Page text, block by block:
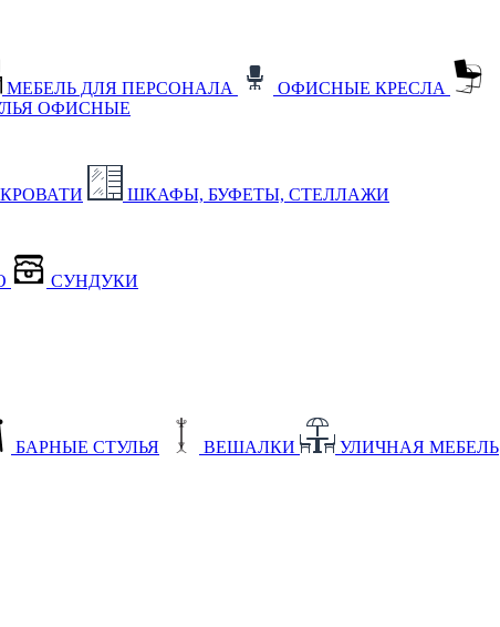
МЕБЕЛЬ ДЛЯ ПЕРСОНАЛА
ОФИСНЫЕ КРЕСЛА
ОФИСНЫЕ
КРОВАТИ ШКАФЫ, БУФЕТЫ, СТЕЛЛАЖИ
СУНДУКИ
БАРНЫЕ СТУЛЬЯ ВЕШАЛКИ УЛИЧНАЯ МЕБЕЛЬ